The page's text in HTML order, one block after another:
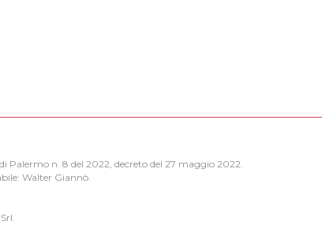
Palermo n. 8 del 2022, decreto del 27 maggio 2022.
Walter Giannò.